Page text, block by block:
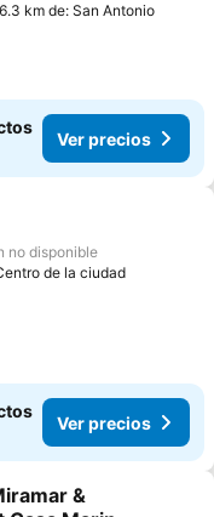
km de: San Antonio
Ver precios
a favoritos
no disponible
de la ciudad
Ver precios
a favoritos
&